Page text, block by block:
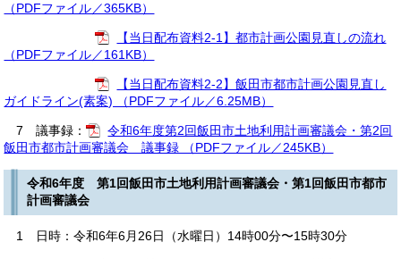
（PDFファイル／365KB）
【当日配布資料2-1】都市計画公園見直しの流れ
（PDFファイル／161KB）
【当日配布資料2-2】飯田市都市計画公園見直し
ガイドライン(素案) （PDFファイル／6.25MB）
7 議事録：
令和6年度第2回飯田市土地利用計画審議会・第2回
飯田市都市計画審議会 議事録 （PDFファイル／245KB）
令和6年度 第1回飯田市土地利用計画審議会・第1回飯田市都市
計画審議会
1 日時：令和6年6月26日（水曜日）14時00分〜15時30分